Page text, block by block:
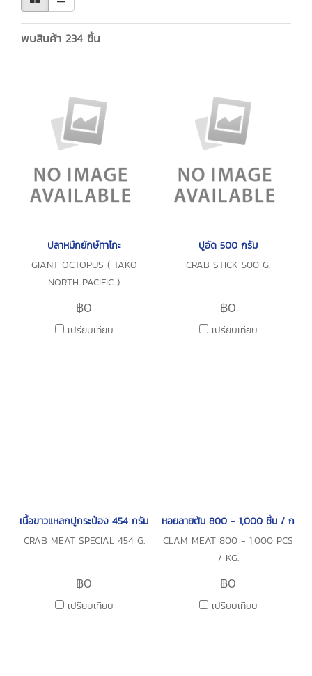
พบสินค้า 234 ชิ้น
ปลาหมึกยักษ์ทาโกะ
GIANT OCTOPUS ( TAKO
NORTH PACIFIC )
฿0
เปรียบเทียบ
ปูอัด 500 กรัม
CRAB STICK 500 G.
฿0
เปรียบเทียบ
เนื้อขาวแหลกปูกระป๋อง 454 กรัม
CRAB MEAT SPECIAL 454 G.
฿0
เปรียบเทียบ
หอยลายต้ม 800 - 1,000 ชิ้น / กก.
CLAM MEAT 800 - 1,000 PCS
/ KG.
฿0
เปรียบเทียบ